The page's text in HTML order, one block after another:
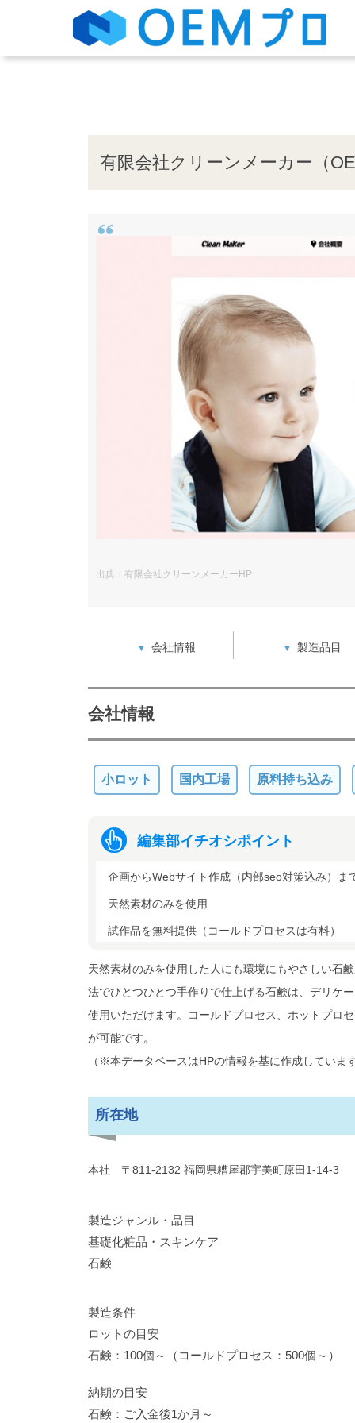
有限会社クリーンメーカー（
出典：有限会社クリーンメーカーHP
会社情報 製造品目
会社情報
小ロット 国内工場 原料持ち込み
編集部イチオシポイント
企画からWebサイト作成（内部seo対策込み）ま
天然素材のみを使用
試作品を無料提供（コールドプロセスは有料）
天然素材のみを使用した人にも環境にもやさしい石
法でひとつひとつ手作りで仕上げる石鹸は、デリケ
使用いただけます。コールドプロセス、ホットプロ
が可能です。
（※本データベースはHPの情報を基に作成していま
所在地
本社 〒811-2132 福岡県糟屋郡宇美町原田1-14-3
製造ジャンル・品目
基礎化粧品・スキンケア
石鹸
製造条件
ロットの目安
石鹸：100個～（コールドプロセス：500個～）
納期の目安
石鹸：ご入金後1か月～